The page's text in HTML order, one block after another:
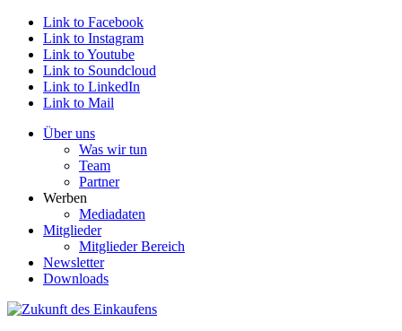
Link to Facebook
Link to Instagram
Link to Youtube
Link to Soundcloud
Link to LinkedIn
Link to Mail
Über uns
Was wir tun
Team
Partner
Werben
Mediadaten
Mitglieder
Mitglieder Bereich
Newsletter
Downloads